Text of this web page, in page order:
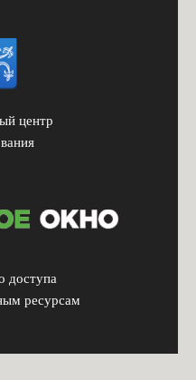
центр
доступа
ресурсам